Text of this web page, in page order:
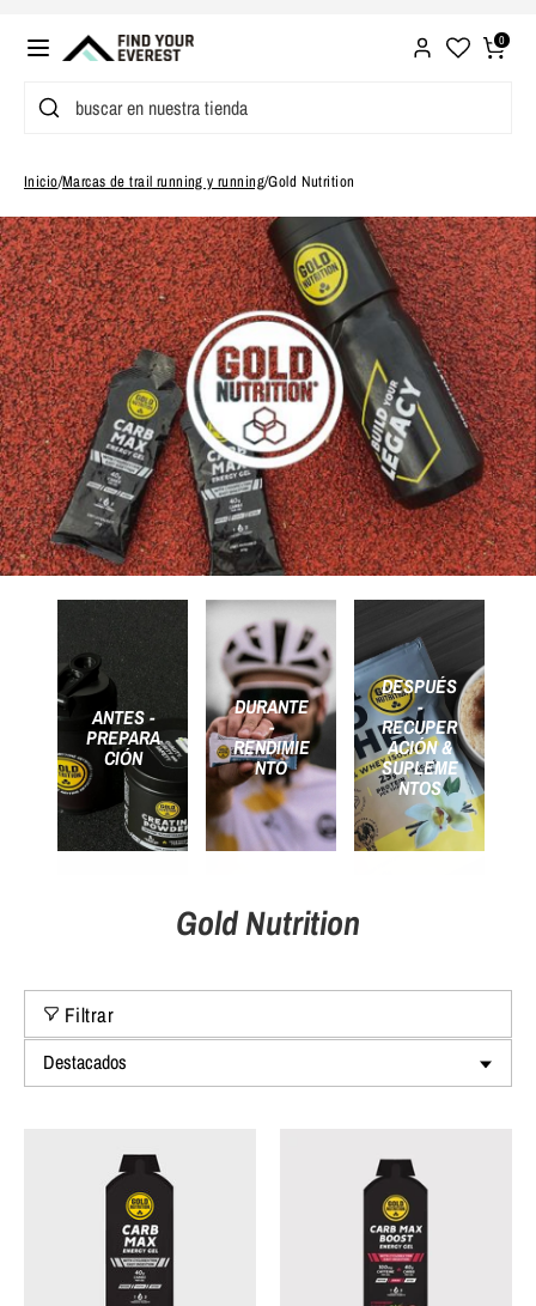
directamente
contenido
0
Buscarbuscar
tienda
Inicio/Marcas de trail running y running/Gold Nutrition
ANTES -
PREPARA
CIÓN
DURANTE
-
RENDIMIE
NTO
DESPUÉS
-
RECUPER
ACIÓN &
SUPLEME
NTOS
Gold Nutrition
Filtrar